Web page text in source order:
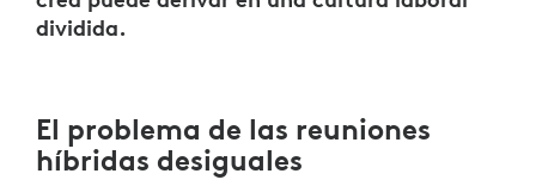
dividida.
El problema de las reuniones
híbridas desiguales